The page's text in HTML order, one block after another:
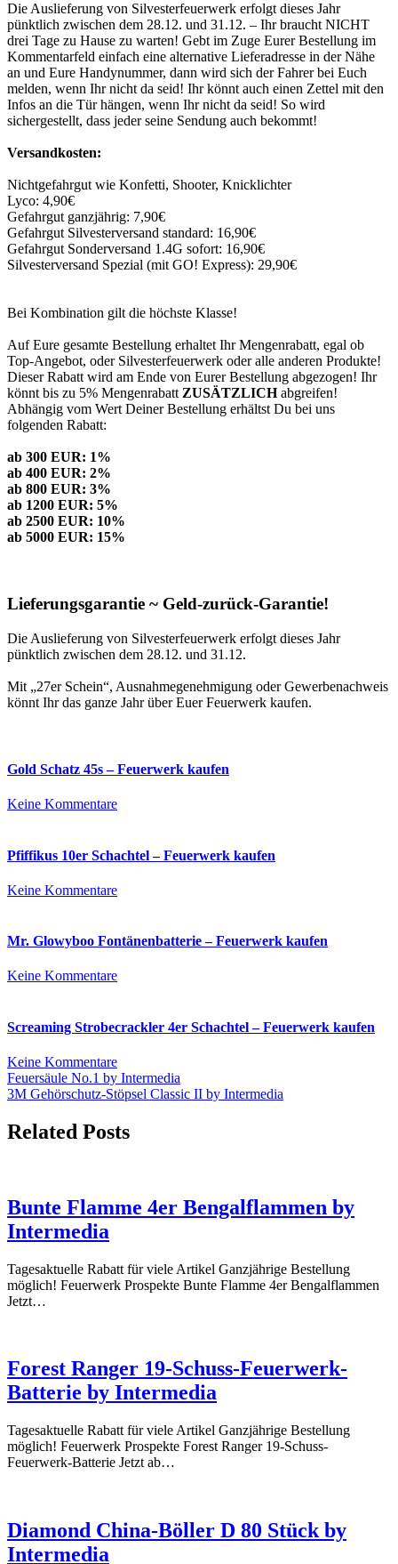
Die Auslieferung von Silvesterfeuerwerk erfolgt dieses Jahr
pünktlich zwischen dem 28.12. und 31.12. – Ihr braucht NICHT
drei Tage zu Hause zu warten! Gebt im Zuge Eurer Bestellung im
Kommentarfeld einfach eine alternative Lieferadresse in der Nähe
an und Eure Handynummer, dann wird sich der Fahrer bei Euch
melden, wenn Ihr nicht da seid! Ihr könnt auch einen Zettel mit den
Infos an die Tür hängen, wenn Ihr nicht da seid! So wird
sichergestellt, dass jeder seine Sendung auch bekommt!
Versandkosten:
Nichtgefahrgut wie Konfetti, Shooter, Knicklichter
Lyco: 4,90€
Gefahrgut ganzjährig: 7,90€
Gefahrgut Silvesterversand standard: 16,90€
Gefahrgut Sonderversand 1.4G sofort: 16,90€
Silvesterversand Spezial (mit GO! Express): 29,90€
Bei Kombination gilt die höchste Klasse!
Auf Eure gesamte Bestellung erhaltet Ihr Mengenrabatt, egal ob
Top-Angebot, oder Silvesterfeuerwerk oder alle anderen Produkte!
Dieser Rabatt wird am Ende von Eurer Bestellung abgezogen! Ihr
könnt bis zu 5% Mengenrabatt ZUSÄTZLICHabgreifen!
Abhängig vom Wert Deiner Bestellung erhältst Du bei uns
folgenden Rabatt:
ab 300 EUR: 1%
ab 400 EUR: 2%
ab 800 EUR: 3%
ab 1200 EUR: 5%
ab 2500 EUR: 10%
ab 5000 EUR: 15%
Lieferungsgarantie ~ Geld-zurück-Garantie!
Die Auslieferung von Silvesterfeuerwerk erfolgt dieses Jahr
pünktlich zwischen dem 28.12. und 31.12.
Mit „27er Schein“, Ausnahmegenehmigung oder Gewerbenachweis
könnt Ihr das ganze Jahr über Euer Feuerwerk kaufen.
Gold Schatz 45s – Feuerwerk kaufen
Keine Kommentarezu
45s
–
kaufen
Pfiffikus 10er Schachtel – Feuerwerk kaufen
Keine Kommentarezu
Schachtel
kaufen
Mr. Glowyboo Fontänenbatterie – Feuerwerk kaufen
Keine Kommentarezu
Fontänenbatterie
–
kaufen
Screaming Strobecrackler 4er Schachtel – Feuerwerk kaufen
Keine Kommentarezu
Screaming
Strobecrackler
Schachtel
–
Beitrags-
Navigation
Feuersäule No.1 by Intermedia
3M Gehörschutz-Stöpsel Classic II by Intermedia
Related Posts
Bunte Flamme 4er Bengalflammen by
Intermedia
Tagesaktuelle Rabatt für viele Artikel Ganzjährige Bestellung
möglich! Feuerwerk Prospekte Bunte Flamme 4er Bengalflammen
Jetzt…
Forest Ranger 19-Schuss-Feuerwerk-
Batterie by Intermedia
Tagesaktuelle Rabatt für viele Artikel Ganzjährige Bestellung
möglich! Feuerwerk Prospekte Forest Ranger 19-Schuss-
Feuerwerk-Batterie Jetzt ab…
Diamond China-Böller D 80 Stück by
Intermedia